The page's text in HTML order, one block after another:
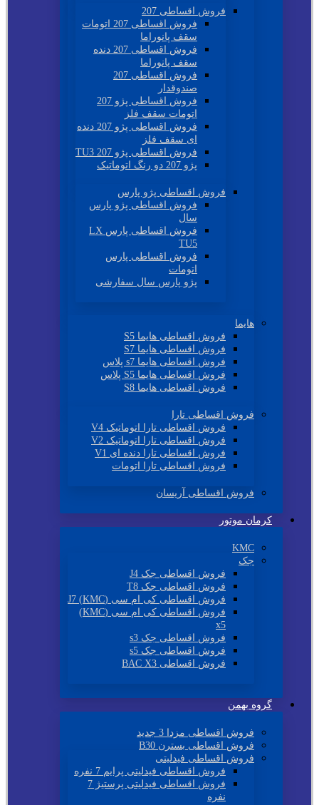
فروش اقساطی 207
فروش اقساطی 207 اتومات
سقف پانوراما
فروش اقساطی 207 دنده
سقف پانوراما
فروش اقساطی 207
صندوقدار
فروش اقساطی پژو 207
اتومات سقف فلز
فروش اقساطی پژو 207 دنده
ای سقف فلز
فروش اقساطی پژو 207 TU3
پژو 207 دو رنگ اتوماتیک
فروش اقساطی پژو پارس
فروش اقساطی پژو پارس
سال
فروش اقساطی پارس LX
TU5
فروش اقساطی پارس
اتومات
پژو پارس سال سفارشی
هایما
فروش اقساطی هایما S5
فروش اقساطی هایما S7
فروش اقساطی هایما s7 پلاس
فروش اقساطی هایما S5 پلاس
فروش اقساطی هایما S8
فروش اقساطی تارا
فروش اقساطی تارا اتوماتیک V4
فروش اقساطی تارا اتوماتیک V2
فروش اقساطی تارا دنده ای V1
فروش اقساطی تارا اتومات
فروش اقساطی آریسان
کرمان موتور
KMC
جک
فروش اقساطی جک J4
فروش اقساطی جک T8
فروش اقساطی کی ام سی (KMC) J7
فروش اقساطی کی ام سی (KMC)
x5
فروش اقساطی جک s3
فروش اقساطی جک s5
فروش اقساطی BAC X3
گروه بهمن
فروش اقساطی مزدا 3 جدید
فروش اقساطی بسترن B30
فروش اقساطی فیدلیتی
فروش اقساطی فیدلیتی پرایم 7 نفره
فروش اقساطی فیدلیتی پرستیژ 7
نفره